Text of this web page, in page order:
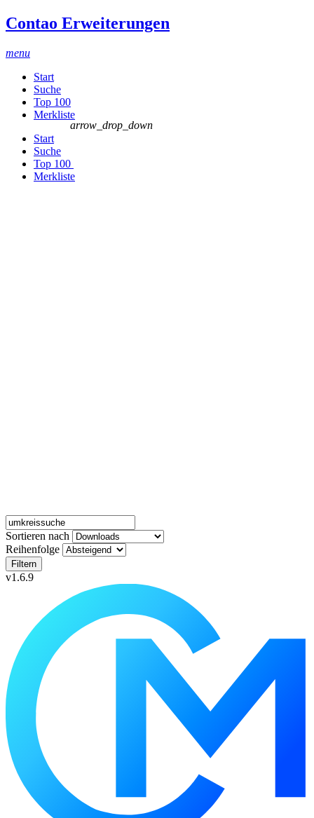
Contao Erweiterungen
menu
Start
Suche
Top 100
Merkliste
Start
Suche
Top 100
arrow_drop_down
Merkliste
Sortieren nach
Reihenfolge
Filtern
v1.6.9